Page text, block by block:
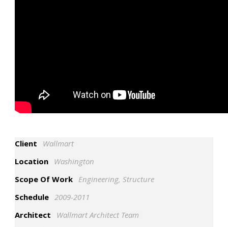
Client
Wallmart
Location Washington
Scope Of Work Engineering, Structure
Schedule 2009-2011
Architect
Wallmart Architect Team